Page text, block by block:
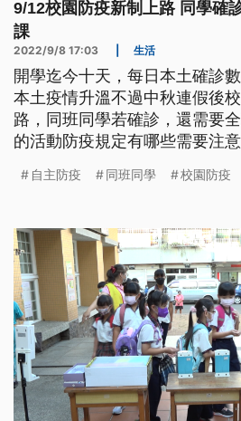
9/12校園防疫新制上路 同學確
課
2022/9/8 17:03 生活
開學迄今十天，每日本土確診
本土疫情升溫不過中秋連假後
路，同班同學若確診，還需要
的活動防疫規定有哪些需要注意
自主防疫 同班同學 校園防疫